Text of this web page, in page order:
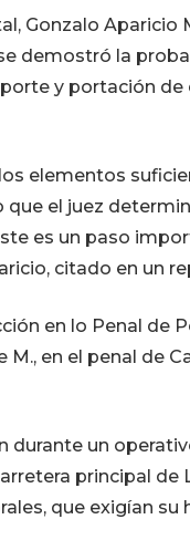
Gonzalo Aparicio
demostró la
y portación
elementos
que el juez
es un paso
citado en un
en lo Penal de
M., en el penal de
durante un
principal de
que exigían